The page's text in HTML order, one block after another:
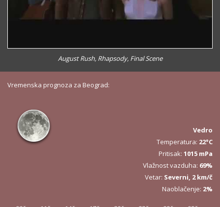
August Rush, Rhapsody, Final Scene
Vremenska prognoza za Beograd:
Vedro
Temperatura: 22°C
Pritisak: 1015 mPa
Vlažnost vazduha: 69%
Vetar: Severni, 2 km/č
Naoblačenje: 2%